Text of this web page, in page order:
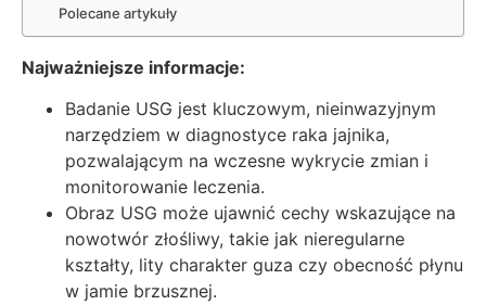
Polecane artykuły
Najważniejsze informacje:
Badanie USG jest kluczowym, nieinwazyjnym
narzędziem w diagnostyce raka jajnika,
pozwalającym na wczesne wykrycie zmian i
monitorowanie leczenia.
Obraz USG może ujawnić cechy wskazujące na
nowotwór złośliwy, takie jak nieregularne
kształty, lity charakter guza czy obecność płynu
w jamie brzusznej.